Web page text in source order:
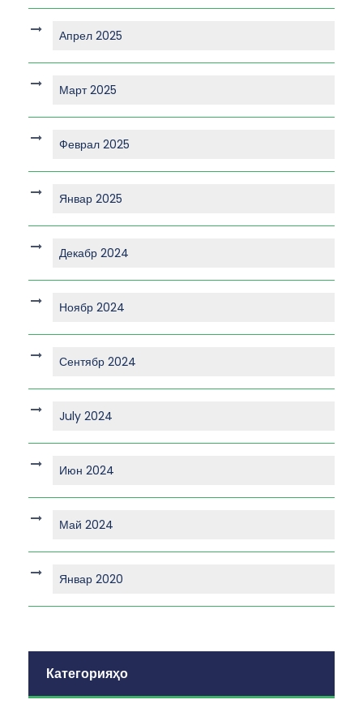
Апрел 2025
Март 2025
Феврал 2025
Январ 2025
Декабр 2024
Ноябр 2024
Сентябр 2024
July 2024
Июн 2024
Май 2024
Январ 2020
Категорияҳо